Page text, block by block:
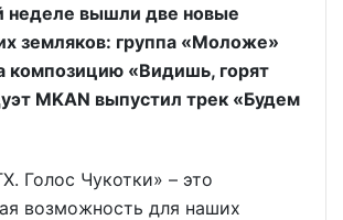
неделе вышли две новые
земляков: группа «Моложе»
композицию «Видишь, горят
MKAN выпустил трек «Будем
Голос Чукотки» – это
возможность для наших